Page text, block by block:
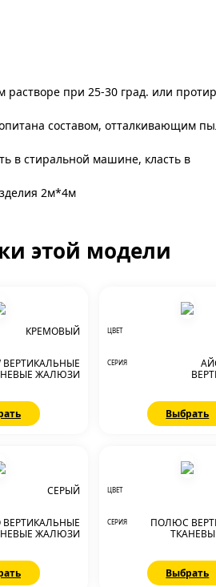
растворе при 25-30 град. или
составом, отталкивающим
в стиральной машине, класть в
2м*4м
этой модели
КРЕМОВЫЙ
ВЕРТИКАЛЬНЫЕ
ЖАЛЮЗИ
ЦВЕТ
СЕРИЯ
Выбрать
СЕРЫЙ
ЖАЛЮЗИ
ЦВЕТ
СЕРИЯ
ПОЛЮС
Выбрать